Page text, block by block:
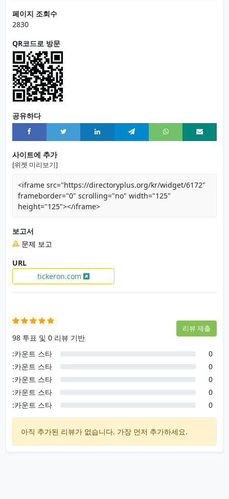
페이지 조회수
2830
QR코드로 방문
공유하다
사이트에 추가
[위젯 미리보기]
<iframe src="https://directoryplus.org/kr/widget/6172"
frameborder="0" scrolling="no" width="125"
height="125"></iframe>
보고서
문제 보고
URL
tickeron.com
리뷰 제출
98 투표 및 0 리뷰 기반
:카운트 스타
0
:카운트 스타
0
:카운트 스타
0
:카운트 스타
0
:카운트 스타
0
아직 추가된 리뷰가 없습니다. 가장 먼저 추가하세요.